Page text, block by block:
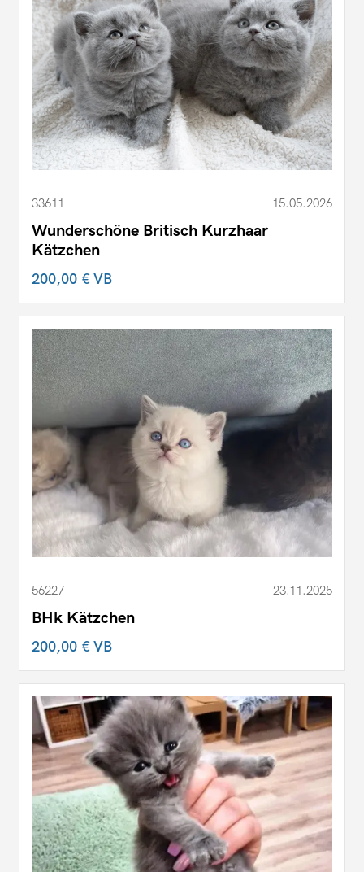
33611 15.05.2026
Wunderschöne Britisch Kurzhaar
Kätzchen
200,00 €VB
56227 23.11.2025
BHk Kätzchen
200,00 €VB